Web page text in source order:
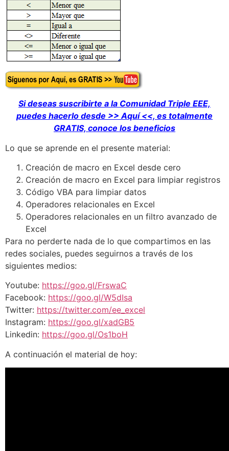
Si deseas suscribirte a la Comunidad Triple EEE,
puedes hacerlo desde >> Aquí <<, es totalmente
GRATIS, conoce los beneficios
Lo que se aprende en el presente material:
Creación de macro en Excel desde cero
Creación de macro en Excel para limpiar registros
Código VBA para limpiar datos
Operadores relacionales en Excel
Operadores relacionales en un filtro avanzado de
Excel
Para no perderte nada de lo que compartimos en las
redes sociales, puedes seguirnos a través de los
siguientes medios:
Youtube: https://goo.gl/FrswaC
Facebook: https://goo.gl/W5dIsa
Twitter: https://twitter.com/ee_excel
Instagram: https://goo.gl/xadGB5
Linkedin: https://goo.gl/Os1boH
A continuación el material de hoy: